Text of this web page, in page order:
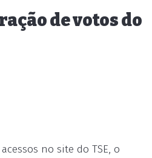
de votos do
no site do TSE, o